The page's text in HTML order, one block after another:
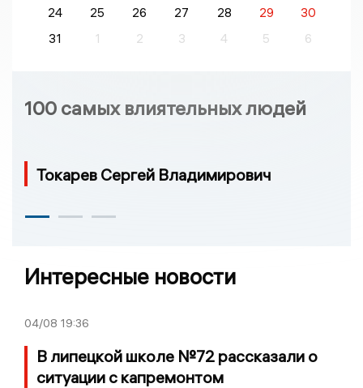
24 25 26 27 28 29
30
31
1 2 3 4 5 6
100 самых влиятельных людей
Токарев Сергей Владимирович
Интересные новости
04/08 19:36
В липецкой школе №72 рассказали о
ситуации с капремонтом